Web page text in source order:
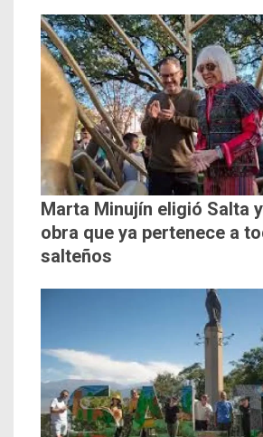
Marta Minujín eligió Salta
obra que ya pertenece a
salteños